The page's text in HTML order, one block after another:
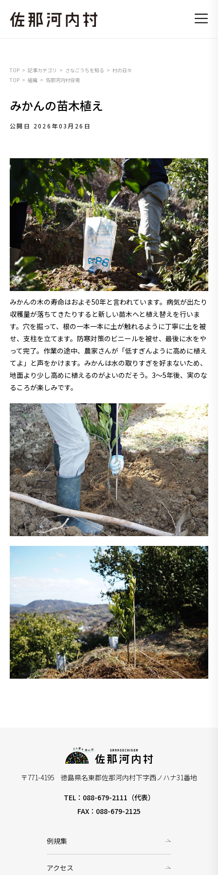
TOP 記事カテゴリ さなごうちを知る
村の日々
TOP
組織 佐那河内村役場
みかんの苗木植え
公開日 2026年03月26日
みかんの木の寿命はおよそ50年と言われています。病気が出たり
収穫量が落ちてきたりすると新しい苗木へと植え替えを行いま
す。穴を掘って、根の一本一本に土が触れるように丁寧に土を被
せ、支柱を立てます。防寒対策のビニールを被せ、最後に水をや
って完了。作業の途中、農家さんが「低すぎんように高めに植え
てよ」と声をかけます。みかんは水の取りすぎを好まないため、
地面より少し高めに植えるのがよいのだそう。3～5年後、実のな
るころが楽しみです。
〒771-4195 徳島県名東郡佐那河内村下字西ノハナ31番地
TEL：088-679-2111（代表）
FAX：088-679-2125
例規集
アクセス